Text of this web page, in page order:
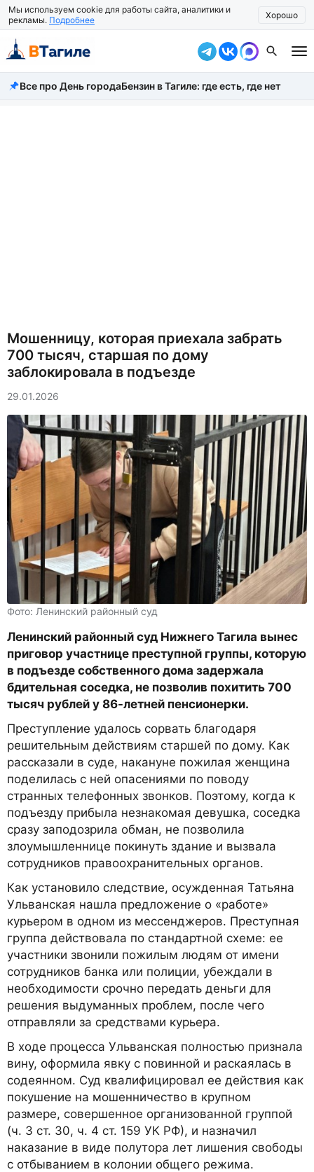
Мы используем cookie для работы сайта, аналитики и
рекламы. Подробнее Хорошо
Все новости
Все про День городаБензин в Тагиле: где есть, где нет
Мошенницу, которая приехала забрать
700 тысяч, старшая по дому
заблокировала в подъезде
29.01.2026
Фото: Ленинский районный суд
Ленинский районный суд Нижнего Тагила вынес
приговор участнице преступной группы, которую
в подъезде собственного дома задержала
бдительная соседка, не позволив похитить 700
тысяч рублей у 86-летней пенсионерки.
Преступление удалось сорвать благодаря
решительным действиям старшей по дому. Как
рассказали в суде, накануне пожилая женщина
поделилась с ней опасениями по поводу
странных телефонных звонков. Поэтому, когда к
подъезду прибыла незнакомая девушка, соседка
сразу заподозрила обман, не позволила
злоумышленнице покинуть здание и вызвала
сотрудников правоохранительных органов.
Как установило следствие, осужденная Татьяна
Ульванская нашла предложение о «работе»
курьером в одном из мессенджеров. Преступная
группа действовала по стандартной схеме: ее
участники звонили пожилым людям от имени
сотрудников банка или полиции, убеждали в
необходимости срочно передать деньги для
решения выдуманных проблем, после чего
отправляли за средствами курьера.
В ходе процесса Ульванская полностью признала
вину, оформила явку с повинной и раскаялась в
содеянном. Суд квалифицировал ее действия как
покушение на мошенничество в крупном
размере, совершенное организованной группой
(ч. 3 ст. 30, ч. 4 ст. 159 УК РФ), и назначил
наказание в виде полутора лет лишения свободы
с отбыванием в колонии общего режима.